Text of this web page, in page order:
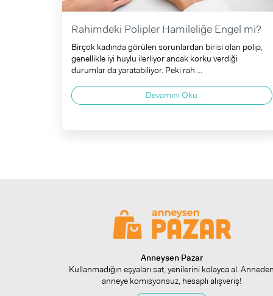
Rahimdeki Polipler Hamileliğe Engel mi?
Birçok kadında görülen sorunlardan birisi olan polip,
genellikle iyi huylu ilerliyor ancak korku verdiği
durumlar da yaratabiliyor. Peki rah ...
Devamını Oku
Anneysen Pazar
Kullanmadığın eşyaları sat, yenilerini kolayca al. Anneden
anneye komisyonsuz, hesaplı alışveriş!